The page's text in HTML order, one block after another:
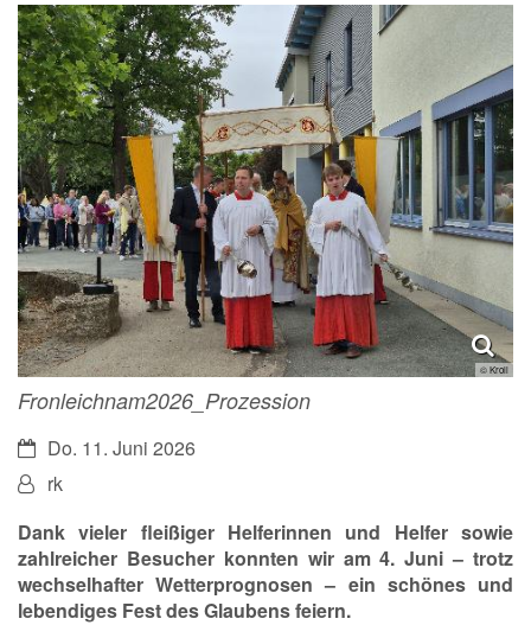
© Kroll
Fronleichnam2026_Prozession
Datum:Do. 11. Juni 2026
Von:rk
Dank vieler fleißiger Helferinnen und Helfer sowie
zahlreicher Besucher konnten wir am 4. Juni – trotz
wechselhafter Wetterprognosen – ein schönes und
lebendiges Fest des Glaubens feiern.